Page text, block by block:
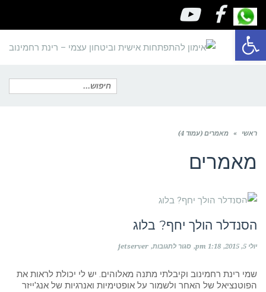
פתח סרגל נגישותfacebook
youtube
תפריט
ראשי » מאמרים (עמוד 4)
מאמרים
כל מה שצריך לדעת...
הסנדלר הולך יחף? בלוג
יולי 5, 2015 1:18 pm סגור לתגובותעל
יחף?
בלוג
jetserver
שמי רינת רחמינוב וקיבלתי מתנה מאלוהים. יש לי יכולת לראות את
הפוטנציאל של האחר ולשמור על אופטימיות ואנרגיות של אנג'ייזר